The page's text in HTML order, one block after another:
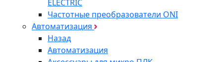
ELECTRIC
Частотные преобразователи ONI
Автоматизация
Назад
Автоматизация